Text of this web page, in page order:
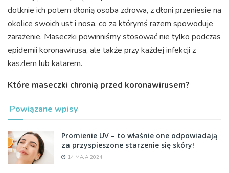
dotknie ich potem dłonią osoba zdrowa, z dłoni przeniesie na
okolice swoich ust i nosa, co za którymś razem spowoduje
zarażenie. Maseczki powinniśmy stosować nie tylko podczas
epidemii koronawirusa, ale także przy każdej infekcji z
kaszlem lub katarem.
Które maseczki chronią przed koronawirusem?
Powiązane wpisy
Promienie UV – to właśnie one odpowiadają
za przyspieszone starzenie się skóry!
14 MAJA 2024